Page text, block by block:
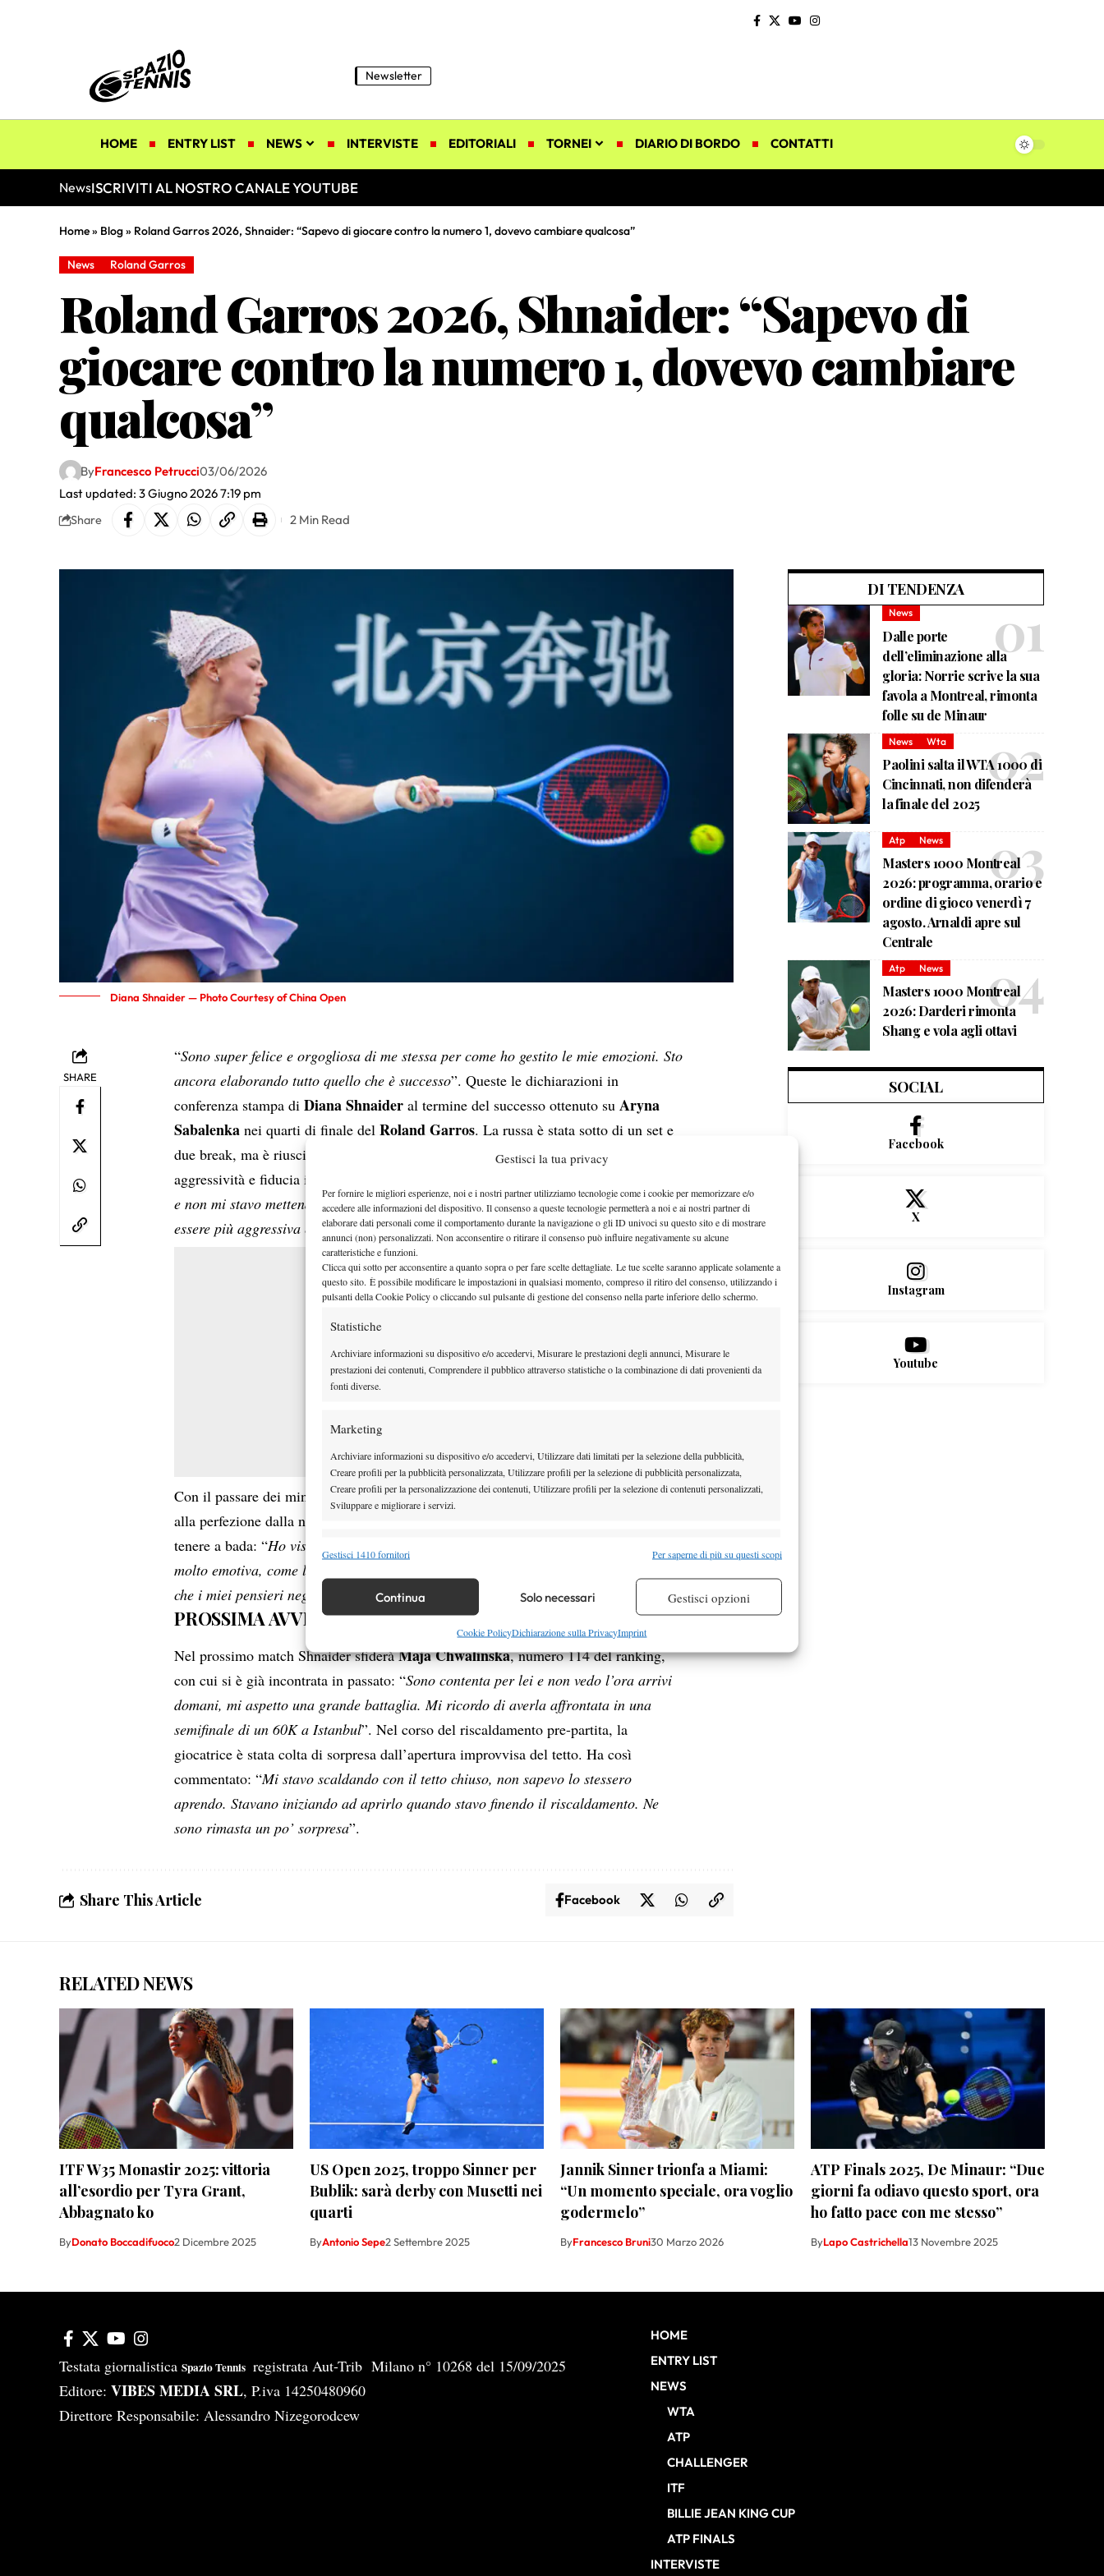
Gestisci la tua privacy
Per fornire le migliori esperienze, noi e i nostri partner utilizziamo tecnologie come i cookie per memorizzare e/o
accedere alle informazioni del dispositivo. Il consenso a queste tecnologie permetterà a noi e ai nostri partner di
elaborare dati personali come il comportamento durante la navigazione o gli ID univoci su questo sito e di mostrare
annunci (non) personalizzati. Non acconsentire o ritirare il consenso può influire negativamente su alcune
caratteristiche e funzioni.
Clicca qui sotto per acconsentire a quanto sopra o per fare scelte dettagliate. Le tue scelte saranno applicate solamente a
questo sito. È possibile modificare le impostazioni in qualsiasi momento, compreso il ritiro del consenso, utilizzando i
pulsanti della Cookie Policy o cliccando sul pulsante di gestione del consenso nella parte inferiore dello schermo.
Statistiche
Archiviare informazioni su dispositivo e/o accedervi, Misurare le prestazioni degli annunci, Misurare le
prestazioni dei contenuti, Comprendere il pubblico attraverso statistiche o la combinazione di dati provenienti da
fonti diverse.
Marketing
Archiviare informazioni su dispositivo e/o accedervi, Utilizzare dati limitati per la selezione della pubblicità,
Creare profili per la pubblicità personalizzata, Utilizzare profili per la selezione di pubblicità personalizzata,
Creare profili per la personalizzazione dei contenuti, Utilizzare profili per la selezione di contenuti personalizzati,
Sviluppare e migliorare i servizi.
Funzionalità
Identificare i dispositivi in base alle informazioni trasmesse automaticamente.
Garantire la sicurezza, prevenire e rilevare frodi, correggere errori,
Erogare e presentare pubblicità e contenuto, Salvare e comunicare le
scelte sulla privacy.
Sempre attivo
Gestisci 1410 fornitori Per saperne di più su questi scopi
Continua Solo necessari Gestisci opzioni
Cookie PolicyDichiarazione sulla PrivacyImprint
Newsletter
HOME ENTRY LIST NEWS INTERVISTE EDITORIALI TORNEI DIARIO DI BORDO CONTATTI
NewsISCRIVITI AL NOSTRO CANALE YOUTUBE
Home» Blog» Roland Garros 2026, Shnaider: “Sapevo di giocare contro la numero 1, dovevo cambiare qualcosa”
News Roland Garros
Roland Garros 2026, Shnaider: “Sapevo di
giocare contro la numero 1, dovevo cambiare
qualcosa”
Last updated: 3 Giugno 2026 7:19 pm
ByFrancesco Petrucci03/06/2026
Share 2 Min Read
Diana Shnaider — Photo Courtesy of China Open
SHARE
“Sono super felice e orgogliosa di me stessa per come ho gestito le mie emozioni. Sto
ancora elaborando tutto quello che è successo”. Queste le dichiarazioni in
conferenza stampa diDiana Shnaider al termine del successo ottenuto su Aryna
Sabalenka nei quarti di finale delRoland Garros. La russa è stata sotto di un set e
due break, ma è riuscita ad invertire l’andamento del match grazie ad una maggiore
aggressività e fiducia in sé stessa: “
e non mi stavo mettendo sufficientemente pressione. Dovevo cambiare qualcosa,
essere più aggressiva e avvicinarmi sulla sua seconda di servizio”.
Con il passare dei minuti Sabalenka è sembrata sempre più nervosa, fattore sfruttato
alla perfezione dalla numero 23 del mondo, che, invece, dal canto suo ha saputo
tenere a bada: “Ho visto alcuni suoi momenti di frustrazione, Aryna è una persona
molto emotiva, come lo sono anch’io. Sento che in questo torneo non sto lasciando
che i miei pensieri negativi mi impediscano di giocare il mio miglior tennis
PROSSIMA AVVERSARIA
Nel prossimo match Shnaider sfideràMaja Chwalinska, numero 114 del ranking,
con cui si è già incontrata in passato: “Sono contenta per lei e non vedo l’ora arrivi
domani, mi aspetto una grande battaglia. Mi ricordo di averla affrontata in una
semifinale di un 60K a Istanbul”. Nel corso del riscaldamento pre-partita, la
giocatrice è stata colta di sorpresa dall’apertura improvvisa del tetto. Ha così
commentato: “Mi stavo scaldando con il tetto chiuso, non sapevo lo stessero
aprendo. Stavano iniziando ad aprirlo quando stavo finendo il riscaldamento. Ne
sono rimasta un po’ sorpresa”.
Share This Article Facebook
DI TENDENZA
News
Dalle porte
dell’eliminazione alla
gloria: Norrie scrive la sua
favola a Montreal, rimonta
folle su de Minaur
News Wta
Paolini salta il WTA 1000 di
Cincinnati, non difenderà
la finale del 2025
Atp News
Masters 1000 Montreal
2026: programma, orario e
ordine di gioco venerdì 7
agosto. Arnaldi apre sul
Centrale
Atp News
Masters 1000 Montreal
2026: Darderi rimonta
Shang e vola agli ottavi
SOCIAL
Facebook
X
Instagram
Youtube
RELATED NEWS
ITF W35 Monastir 2025: vittoria
all’esordio per Tyra Grant,
Abbagnato ko
ByDonato Boccadifuoco2 Dicembre 2025
US Open 2025, troppo Sinner per
Bublik: sarà derby con Musetti nei
quarti
ByAntonio Sepe2 Settembre 2025
Jannik Sinner trionfa a Miami:
“Un momento speciale, ora voglio
godermelo”
ByFrancesco Bruni30 Marzo 2026
ATP Finals 2025, De Minaur: “Due
giorni fa odiavo questo sport, ora
ho fatto pace con me stesso”
ByLapo Castrichella13 Novembre 2025
Testata giornalistica Spazio Tennis registrata Aut-Trib Milano n° 10268 del 15/09/2025
Editore: VIBES MEDIA SRL, P.iva 14250480960
Direttore Responsabile: Alessandro Nizegorodcew
HOME
ENTRY LIST
NEWS
WTA
ATP
CHALLENGER
ITF
BILLIE JEAN KING CUP
ATP FINALS
INTERVISTE